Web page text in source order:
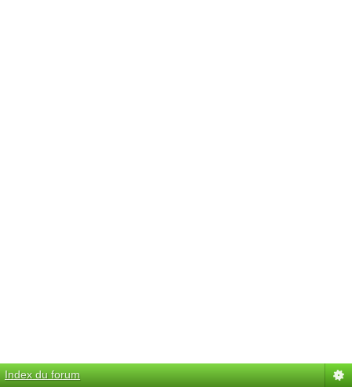
Index du forum